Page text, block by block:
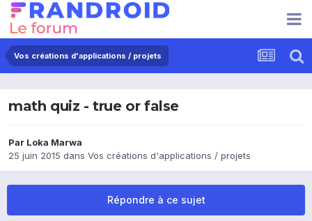
Vos créations d'applications / projets
math quiz - true or false
Par Loka Marwa
25 juin 2015 dans Vos créations d'applications / projets
Répondre à ce sujet